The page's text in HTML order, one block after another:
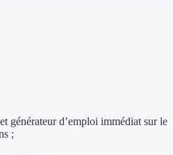
générateur d’emploi immédiat sur le
;